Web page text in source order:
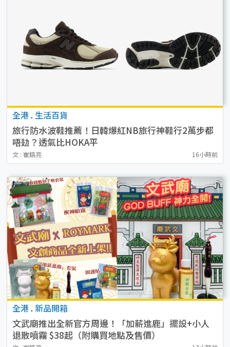
全港 . 生活百貨
旅行防水波鞋推薦！日韓爆紅NB旅行神鞋行2萬步都
唔攰？透氣比HOKA平
文 : 崔鎬亮 16小時前
全港 . 新品開箱
文武廟推出全新官方周邊！「加薪進鹿」擺設+小人
退散噴霧 $38起（附購買地點及售價）